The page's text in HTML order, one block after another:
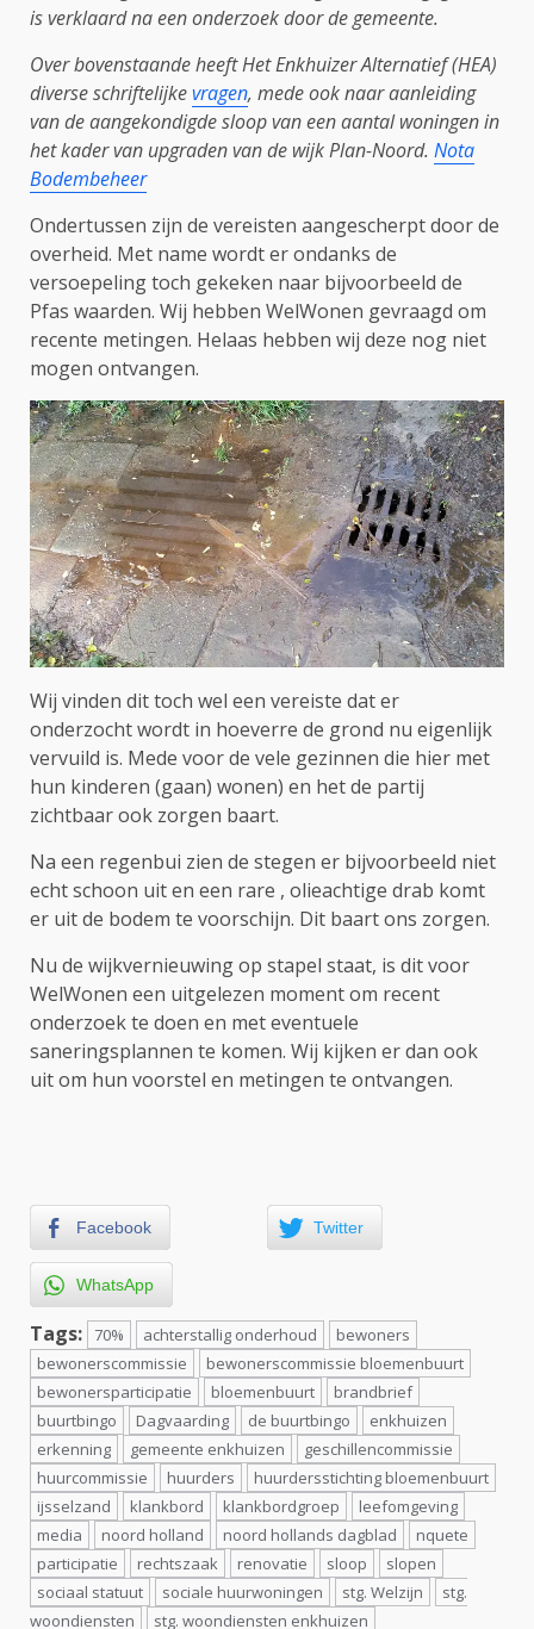
is verklaard na een onderzoek door de gemeente.
Over bovenstaande heeft Het Enkhuizer Alternatief (HEA)
diverse schriftelijkevragen, mede ook naar aanleiding
van de aangekondigde sloop van een aantal woningen in
het kader van upgraden van de wijk Plan-Noord. Nota
Bodembeheer
Ondertussen zijn de vereisten aangescherpt door de
overheid. Met name wordt er ondanks de
versoepeling toch gekeken naar bijvoorbeeld de
Pfas waarden. Wij hebben WelWonen gevraagd om
recente metingen. Helaas hebben wij deze nog niet
mogen ontvangen.
Wij vinden dit toch wel een vereiste dat er
onderzocht wordt in hoeverre de grond nu eigenlijk
vervuild is. Mede voor de vele gezinnen die hier met
hun kinderen (gaan) wonen) en het de partij
zichtbaar ook zorgen baart.
Na een regenbui zien de stegen er bijvoorbeeld niet
echt schoon uit en een rare , olieachtige drab komt
er uit de bodem te voorschijn. Dit baart ons zorgen.
Nu de wijkvernieuwing op stapel staat, is dit voor
WelWonen een uitgelezen moment om recent
onderzoek te doen en met eventuele
saneringsplannen te komen. Wij kijken er dan ook
uit om hun voorstel en metingen te ontvangen.
Facebook Twitter
WhatsApp
Tags: 70% achterstallig onderhoud
bewoners
bewonerscommissie
bewonerscommissie bloemenbuurt
bewonersparticipatie
bloemenbuurt
brandbrief
buurtbingo
Dagvaarding de buurtbingo
enkhuizen
erkenning
gemeente enkhuizen
geschillencommissie
huurcommissie
huurders
huurdersstichting bloemenbuurt
ijsselzand
klankbord klankbordgroep
leefomgeving
media
noord holland noord hollands dagblad
nquete
participatie
rechtszaak renovatie sloop
slopen
sociaal statuut
sociale huurwoningen stg. Welzijn
stg.
woondiensten
stg. woondiensten enkhuizen